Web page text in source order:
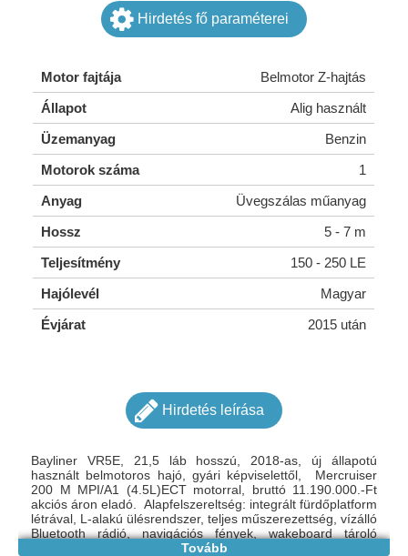
Hirdetés fő paraméterei
Motor fajtája
Belmotor Z-hajtás
Állapot
Alig használt
Üzemanyag
Benzin
Motorok száma
1
Anyag
Üvegszálas műanyag
Hossz
5 - 7 m
Teljesítmény
150 - 250 LE
Hajólevél
Magyar
Évjárat
2015 után
Hirdetés leírása
Bayliner VR5E, 21,5 láb hosszú, 2018-as, új állapotú
használt belmotoros hajó, gyári képviselettől, Mercruiser
200 M MPI/A1 (4.5L)ECT motorral, bruttó 11.190.000.-Ft
akciós áron eladó. Alapfelszereltség: integrált fürdőplatform
létrával, L-alakú ülésrendszer, teljes műszerezettség, vízálló
Bluetooth rádió, navigációs fények, wakeboard tároló
rekesz, fenékvíz szivattyú, vízisí húzószem, pohártartók,
Tovább